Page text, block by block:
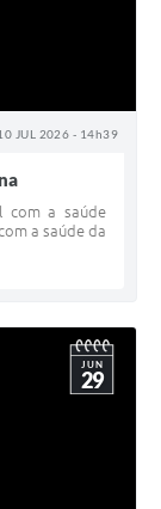
JUL 2026 - 14h39
com a saúde
a saúde da
JUN
29